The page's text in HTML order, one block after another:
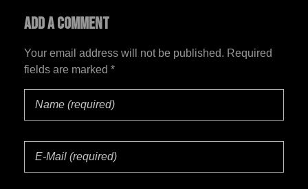
Add a Comment
Your email address will not be published. Required
fields are marked *